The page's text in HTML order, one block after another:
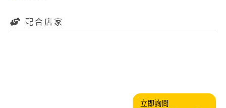
配合店家
立即詢問